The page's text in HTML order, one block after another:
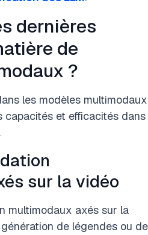
dernières
de
?
les modèles multimodaux
capacités et efficacités dans
sur la vidéo
multimodaux axés sur la
de légendes ou de